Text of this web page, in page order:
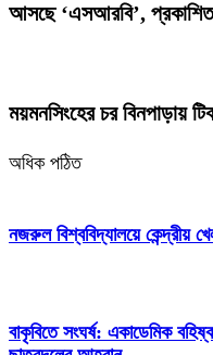
আসছে ‘এসআরবি’,
ময়মনসিংহের চর বিনপাড়ায়
অধিক পঠিত
নজরুল বিশ্ববিদ্যালয়ে কেন্দ্রীয়
বাকৃবিতে সংঘর্ষ: একাডেমিক